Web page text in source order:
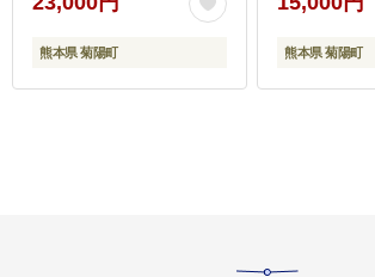
熊本県 菊陽町 熊本県 菊陽町